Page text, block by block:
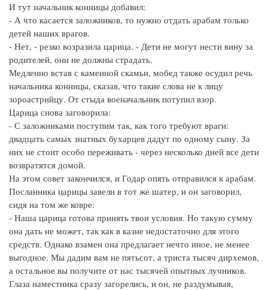
И тут начальник конницы добавил:
- А что касается заложников, то нужно отдать арабам только
детей наших врагов.
- Нет, - резко возразила царица. - Дети не могут нести вину за
родителей, они не должны страдать.
Медленно встав с каменной скамьи, мобед также осудил речь
начальника конницы, сказав, что такие слова не к лицу
зороастрийцу. От стыда военачальник потупил взор.
Царица снова заговорила:
- С заложниками поступим так, как того требуют враги:
двадцать самых знатных бухарцев дадут по одному сыну. За
них не стоит особо переживать - через несколько дней все дети
возвратятся домой.
На этом совет закончился, и Годар опять отправился к арабам.
Посланника царицы завели в тот же шатер, и он заговорил,
сидя на том же ковре:
- Наша царица готова принять твои условия. Но такую сумму
она дать не может, так как в казне недостаточно для этого
средств. Однако взамен она предлагает нечто иное, не менее
выгодное. Мы дадим вам не пятьсот, а триста тысяч дирхемов,
а остальное вы получите от нас тысячей опытных лучников.
Глаза наместника сразу загорелись, и он, не раздумывая,